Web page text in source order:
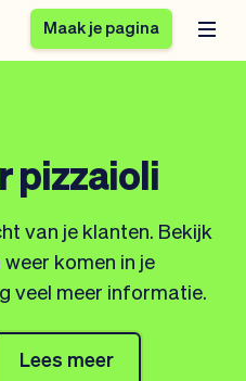
Software voor
groepslessen
Software voor
afspraken
Hulp
Analytics
Stijl
Bedrijf
Maak je pagina
pizzaioli
van je klanten. Bekijk
komen in je
veel meer informatie.
Lees meer